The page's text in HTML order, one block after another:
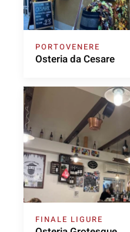
PORTOVENERE
Osteria da Cesare
FINALE LIGURE